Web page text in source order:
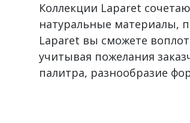
Коллекции Laparet
натуральные материалы,
Laparet вы сможете
учитывая пожелания
палитра, разнообразие